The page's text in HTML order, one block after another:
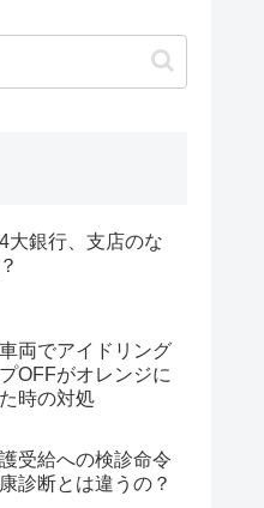
大銀行、支店のな
両でアイドリング
OFFがオレンジに
時の対処
受給への検診命令
診断とは違うの？